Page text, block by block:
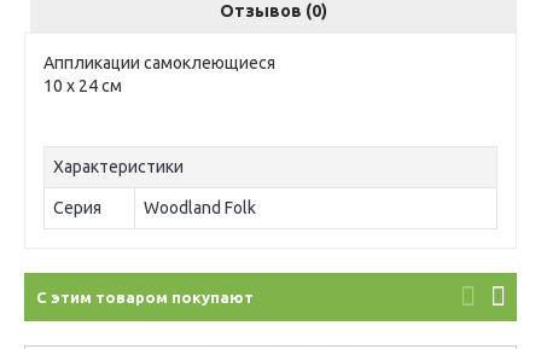
Отзывов (0)
Аппликации самоклеющиеся
10 х 24 см
Характеристики
Серия Woodland Folk
С этим товаром покупают